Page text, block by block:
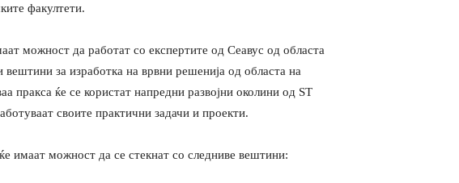
факултети.
можност да работат со експертите од Сеавус од областа
за изработка на врвни решенија од областа на
пракса ќе се користат напредни развојни околини од ST
своите практични задачи и проекти.
имаат можност да се стекнат со следниве вештини: